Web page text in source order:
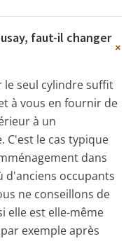
faut-il changer
+
le seul cylindre suffit
à vous en fournir de
à un
C'est le cas typique
dans
d'anciens occupants
ne conseillons de
elle est elle-même
exemple après